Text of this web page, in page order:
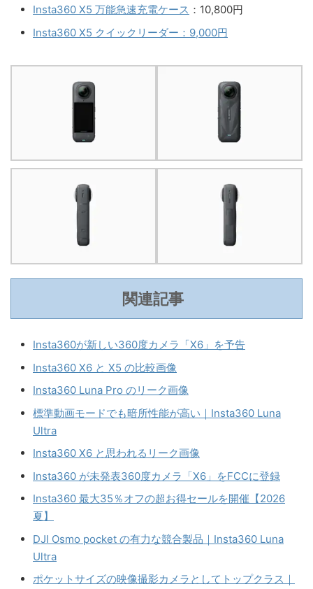
Insta360 X5 万能急速充電ケース ：10,800円
Insta360 X5 クイックリーダー：9,000円
関連記事
Insta360が新しい360度カメラ「X6」を予告
Insta360 X6 と X5 の比較画像
Insta360 Luna Pro のリーク画像
標準動画モードでも暗所性能が高い｜Insta360 Luna
Ultra
Insta360 X6 と思われるリーク画像
Insta360 が未発表360度カメラ「X6」をFCCに登録
Insta360 最大35％オフの超お得セールを開催【2026
夏】
DJI Osmo pocket の有力な競合製品｜Insta360 Luna
Ultra
ポケットサイズの映像撮影カメラとしてトップクラス｜